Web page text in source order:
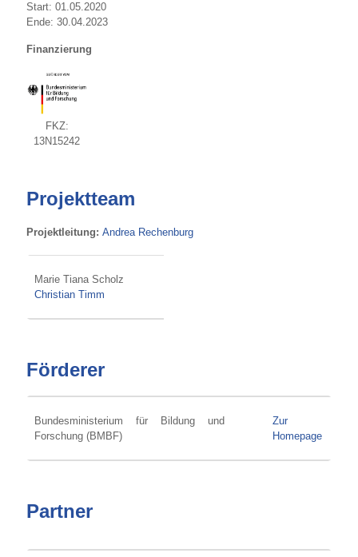
Start: 01.05.2020
Ende: 30.04.2023
Finanzierung
FKZ:
13N15242
Projektteam
Projektleitung: Andrea Rechenburg
Marie Tiana Scholz
Christian Timm
Förderer
Bundesministerium für Bildung und
Forschung (BMBF)
Zur
Homepage
Partner